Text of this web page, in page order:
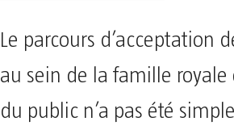
Le parcours d’acceptation
au sein de la famille royale
du public n’a pas été